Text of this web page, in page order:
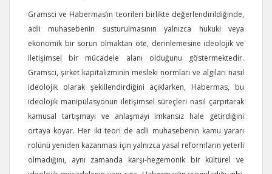
Gramsci ve Habermas’ın teorileri birlikte değerlendirildiğinde,
adli muhasebenin susturulmasının yalnızca hukuki veya
ekonomik bir sorun olmaktan öte, derinlemesine ideolojik ve
iletişimsel bir mücadele alanı olduğunu göstermektedir.
Gramsci, şirket kapitalizminin mesleki normları ve algıları nasıl
ideolojik olarak şekillendirdiğini açıklarken, Habermas, bu
ideolojik manipülasyonun iletişimsel süreçleri nasıl çarpıtarak
kamusal tartışmayı ve anlaşmayı imkansız hale getirdiğini
ortaya koyar. Her iki teori de adli muhasebenin kamu yararı
rolünü yeniden kazanması için yalnızca yasal reformların yeterli
olmadığını, aynı zamanda karşı-hegemonik bir kültürel ve